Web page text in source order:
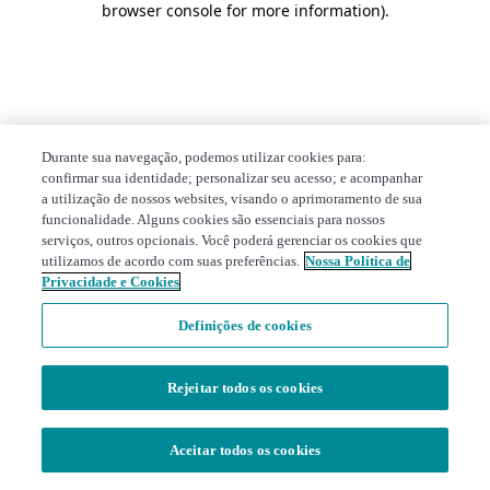
browser console for more information).
Durante sua navegação, podemos utilizar cookies para:
confirmar sua identidade; personalizar seu acesso; e acompanhar
a utilização de nossos websites, visando o aprimoramento de sua
funcionalidade. Alguns cookies são essenciais para nossos
serviços, outros opcionais. Você poderá gerenciar os cookies que
utilizamos de acordo com suas preferências. Nossa Política de
Privacidade e Cookies
Definições de cookies
Rejeitar todos os cookies
Aceitar todos os cookies